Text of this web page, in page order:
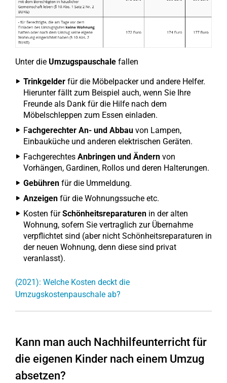
Unter die Umzugspauschale fallen
Trinkgelder für die Möbelpacker und andere Helfer.
Hierunter fällt zum Beispiel auch, wenn Sie Ihre
Freunde als Dank für die Hilfe nach dem
Möbelschleppen zum Essen einladen.
Fachgerechter An- und Abbau von Lampen,
Einbauküche und anderen elektrischen Geräten.
Fachgerechtes Anbringen und Ändern von
Vorhängen, Gardinen, Rollos und deren Halterungen.
Gebühren für die Ummeldung.
Anzeigen für die Wohnungssuche etc.
Kosten fürSchönheitsreparaturen in der alten
Wohnung, sofern Sie vertraglich zur Übernahme
verpflichtet sind (aber nicht Schönheitsreparaturen in
der neuen Wohnung, denn diese sind privat
veranlasst).
(2021): Welche Kosten deckt die
Umzugskostenpauschale ab?
Kann man auch Nachhilfeunterricht für
die eigenen Kinder nach einem Umzug
absetzen?